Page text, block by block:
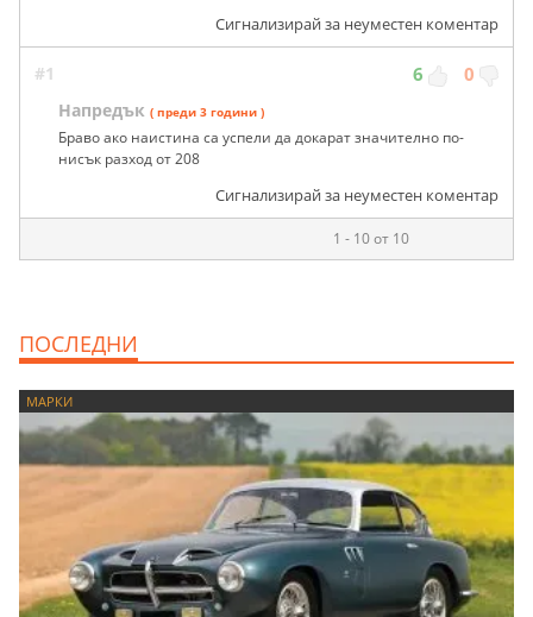
Сигнализирай за неуместен коментар
#1 6 0
Напредък ( преди 3 години )
Браво ако наистина са успели да докарат значително по-
нисък разход от 208
Сигнализирай за неуместен коментар
1 - 10 от 10
ПОСЛЕДНИ
МАРКИ